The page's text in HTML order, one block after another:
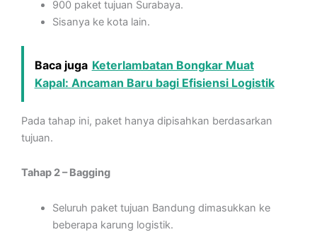
900 paket tujuan Surabaya.
Sisanya ke kota lain.
Baca juga Keterlambatan Bongkar Muat
Kapal: Ancaman Baru bagi Efisiensi Logistik
Pada tahap ini, paket hanya dipisahkan berdasarkan
tujuan.
Tahap 2 – Bagging
Seluruh paket tujuan Bandung dimasukkan ke
beberapa karung logistik.